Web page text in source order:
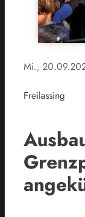
Mi.,
Freilassing